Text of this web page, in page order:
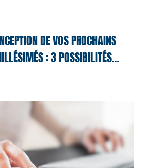
DE VOS PROCHAINS
: 3 POSSIBILITÉS…